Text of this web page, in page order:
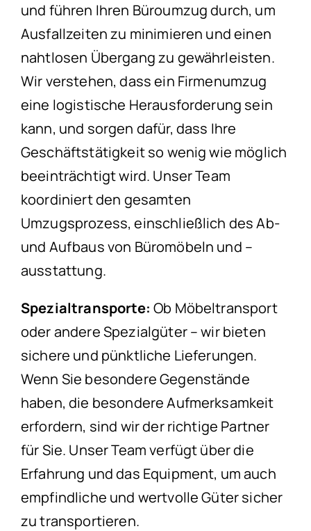
und führen Ihren Büroumzug durch, um
Ausfallzeiten zu minimieren und einen
nahtlosen Übergang zu gewährleisten.
Wir verstehen, dass ein Firmenumzug
eine logistische Herausforderung sein
kann, und sorgen dafür, dass Ihre
Geschäftstätigkeit so wenig wie möglich
beeinträchtigt wird. Unser Team
koordiniert den gesamten
Umzugsprozess, einschließlich des Ab-
und Aufbaus von Büromöbeln und –
ausstattung.
Spezialtransporte: Ob Möbeltransport
oder andere Spezialgüter – wir bieten
sichere und pünktliche Lieferungen.
Wenn Sie besondere Gegenstände
haben, die besondere Aufmerksamkeit
erfordern, sind wir der richtige Partner
für Sie. Unser Team verfügt über die
Erfahrung und das Equipment, um auch
empfindliche und wertvolle Güter sicher
zu transportieren.